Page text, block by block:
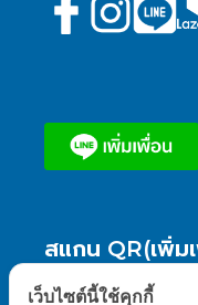
สแกน QR(เพิ่ม
เว็บไซต์นี้ใช้คุกกี้